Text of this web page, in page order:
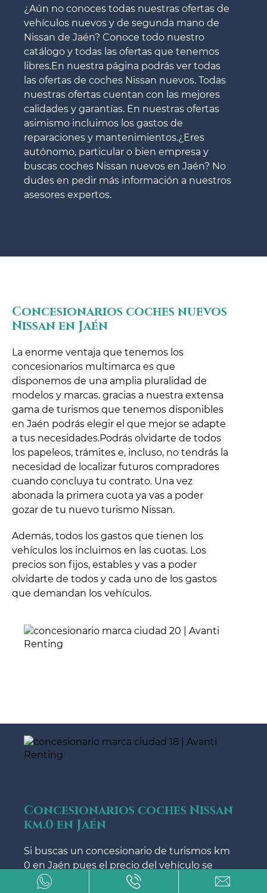
¿Aún no conoces todas nuestras ofertas de
vehículos nuevos y de segunda mano de
Nissan de Jaén? Conoce todo nuestro
catálogo y todas las ofertas que tenemos
libres.En nuestra página podrás ver todas
las ofertas de coches Nissan nuevos. Todas
nuestras ofertas cuentan con las mejores
calidades y garantías. En nuestras ofertas
asimismo incluimos los gastos de
reparaciones y mantenimientos.¿Eres
autónomo, particular o bien empresa y
buscas coches Nissan nuevos en Jaén? No
dudes en pedir más información a nuestros
asesores expertos.
Concesionarios coches nuevos
Nissan en Jaén
La enorme ventaja que tenemos los
concesionarios multimarca es que
disponemos de una amplia pluralidad de
modelos y marcas. gracias a nuestra extensa
gama de turismos que tenemos disponibles
en Jaén podrás elegir el que mejor se adapte
a tus necesidades.Podrás olvidarte de todos
los papeleos, trámites e, incluso, no tendrás la
necesidad de localizar futuros compradores
cuando concluya tu contrato. Una vez
abonada la primera cuota ya vas a poder
gozar de tu nuevo turismo Nissan.
Además, todos los gastos que tienen los
vehículos los incluimos en las cuotas. Los
precios son fijos, estables y vas a poder
olvidarte de todos y cada uno de los gastos
que demandan los vehículos.
Concesionarios coches Nissan
km.0 en Jaén
Si buscas un concesionario de turismos km
0 en Jaén pues el precio del vehículo se
abarata con Avanti Renting vas a poder